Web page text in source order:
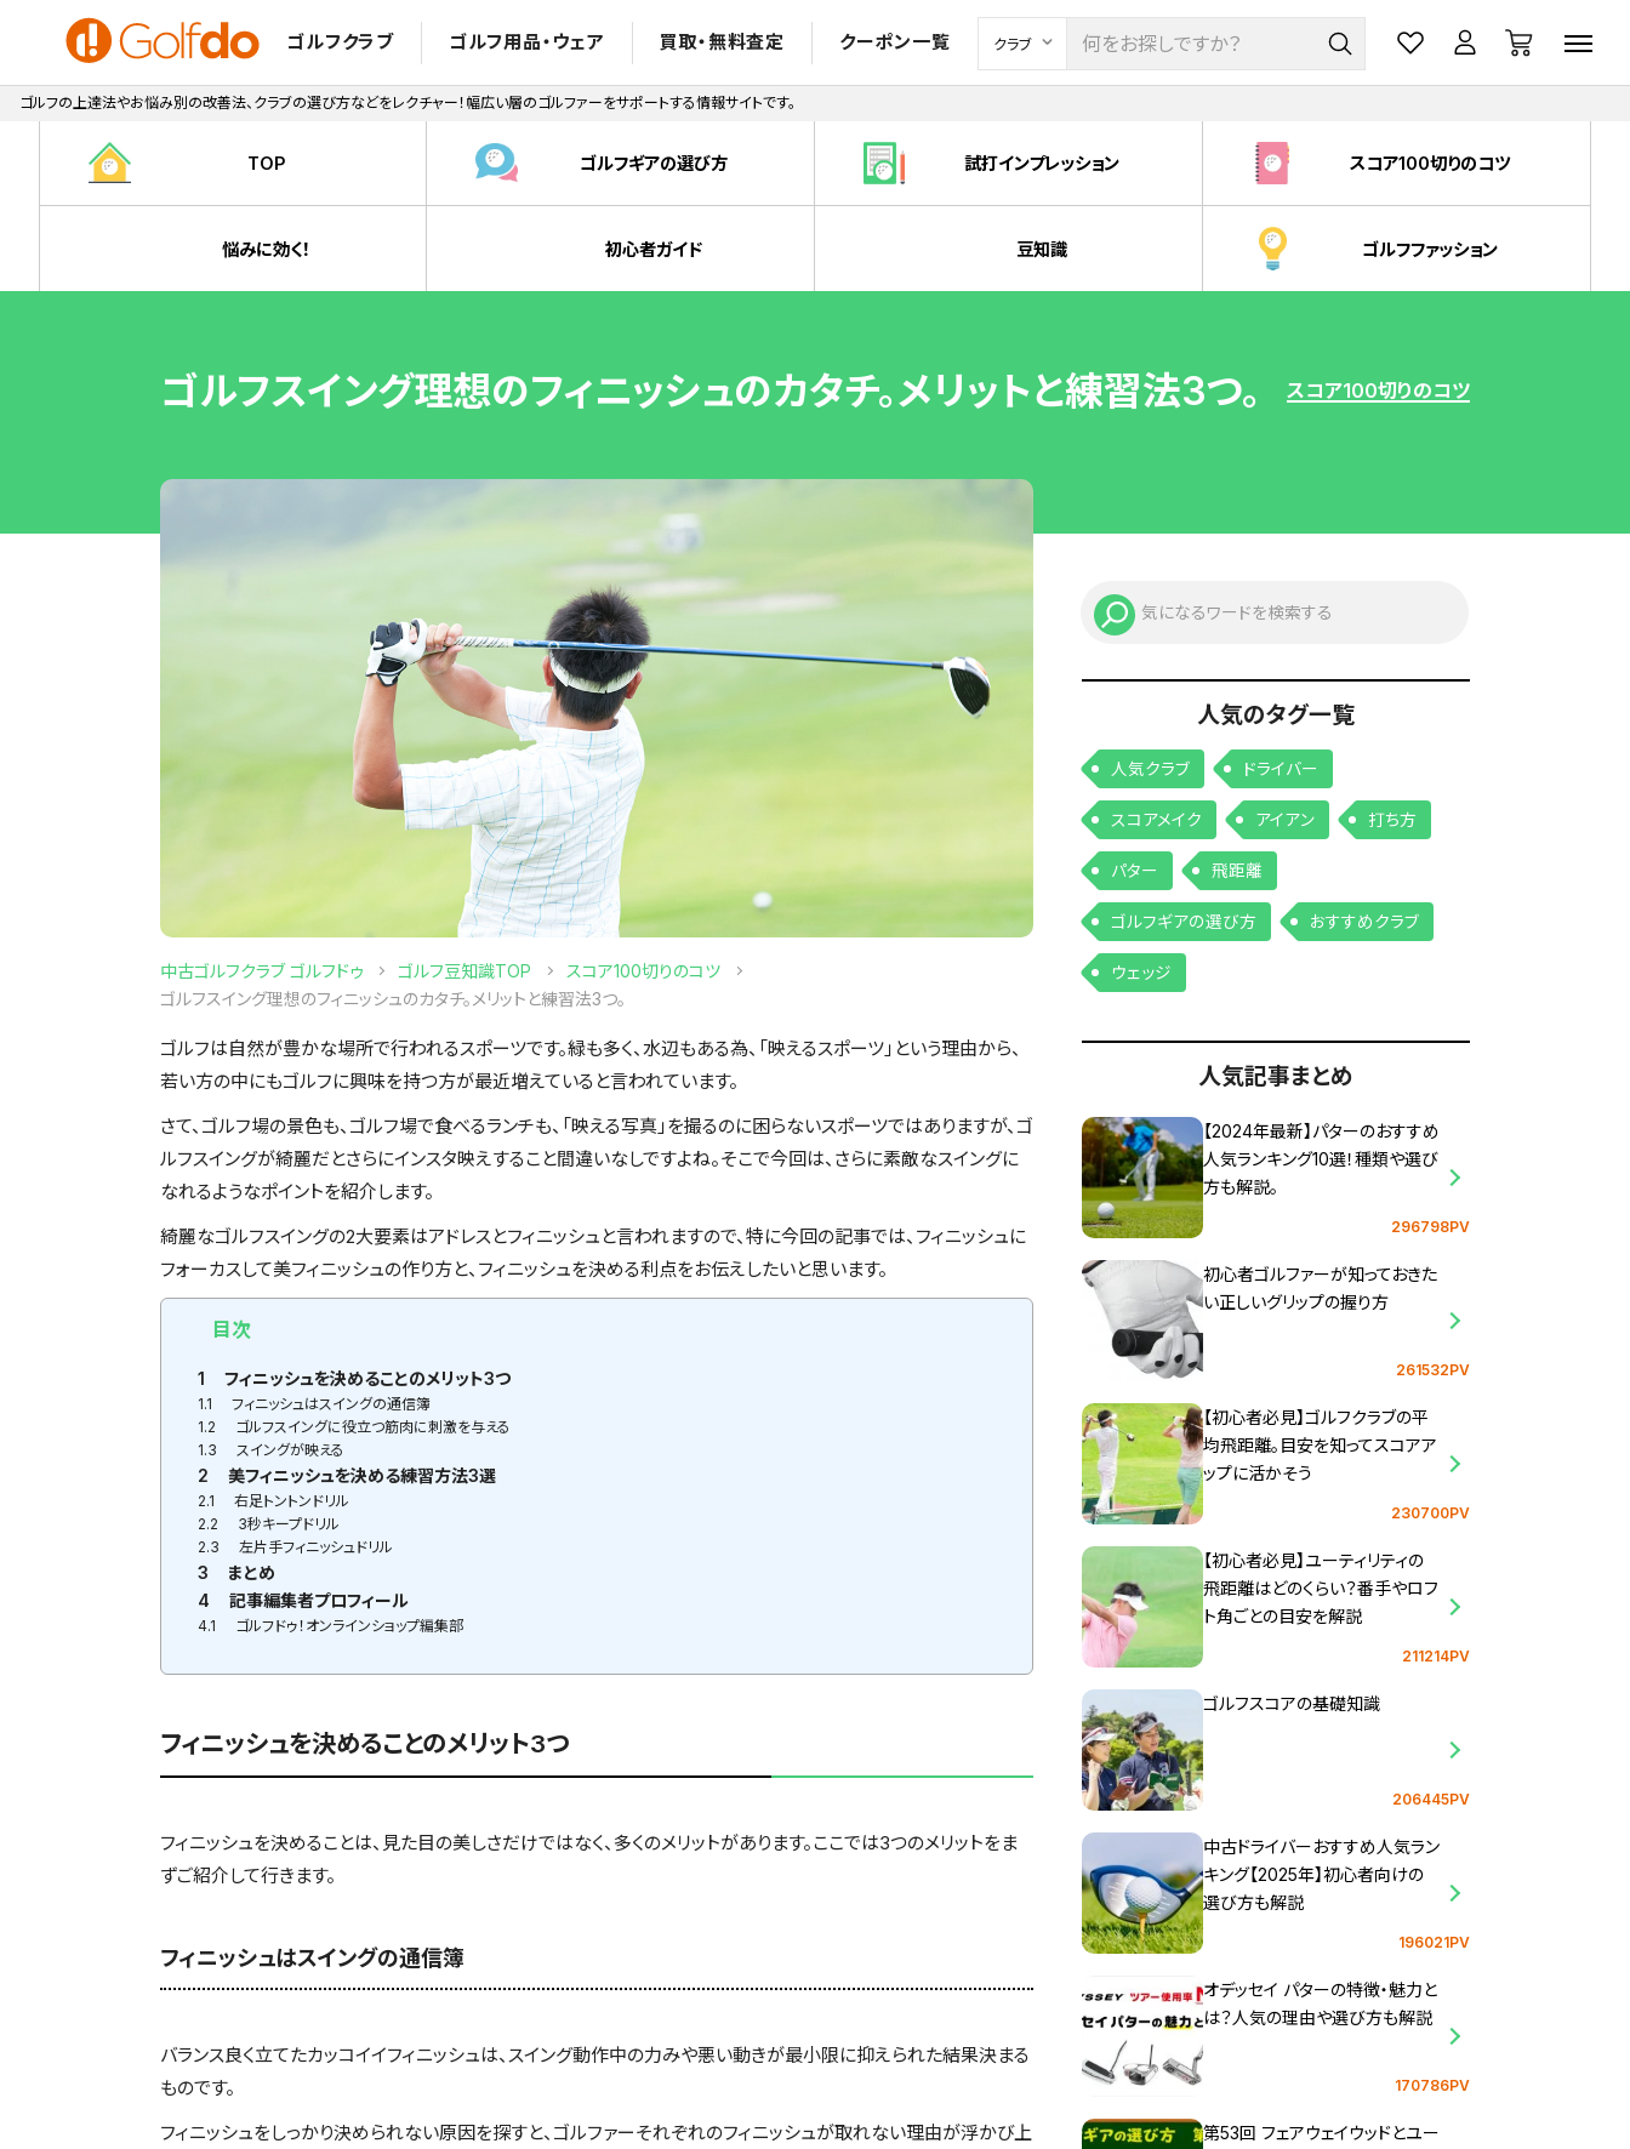
ゴルフクラブ ゴルフ用品・ウェア 買取・無料査定 クーポン一覧
ゴルフの上達法やお悩み別の改善法、クラブの選び方などをレクチャー！幅広い層のゴルファーをサポートする情報サイトです。
TOP ゴルフギアの選び方 試打インプレッション スコア100切りのコツ
悩みに効く！ 初心者ガイド 豆知識 ゴルフファッション
ゴルフスイング理想のフィニッシュのカタチ。メリットと練習法3つ。 スコア100切りのコツ
中古ゴルフクラブ ゴルフドゥ ゴルフ豆知識TOP
スコア100切りのコツ
ゴルフスイング理想のフィニッシュのカタチ。メリットと練習法3つ。
ゴルフは自然が豊かな場所で行われるスポーツです。緑も多く、水辺もある為、「映えるスポーツ」という理由から、
若い方の中にもゴルフに興味を持つ方が最近増えていると言われています。
さて、ゴルフ場の景色も、ゴルフ場で食べるランチも、「映える写真」を撮るのに困らないスポーツではありますが、ゴ
ルフスイングが綺麗だとさらにインスタ映えすること間違いなしですよね。そこで今回は、さらに素敵なスイングに
なれるようなポイントを紹介します。
綺麗なゴルフスイングの2大要素はアドレスとフィニッシュと言われますので、特に今回の記事では、フィニッシュに
フォーカスして美フィニッシュの作り方と、フィニッシュを決める利点をお伝えしたいと思います。
目次
1 フィニッシュを決めることのメリット3つ
1.1
フィニッシュはスイングの通信簿
1.2
ゴルフスイングに役立つ筋肉に刺激を与える
1.3
スイングが映える
2 美フィニッシュを決める練習方法3選
2.1
右足トントンドリル
2.2
3秒キープドリル
2.3
左片手フィニッシュドリル
3
まとめ
4
記事編集者プロフィール
4.1 ゴルフドゥ！オンラインショップ編集部
フィニッシュを決めることのメリット3つ
フィニッシュを決めることは、見た目の美しさだけではなく、多くのメリットがあります。ここでは3つのメリットをま
ずご紹介して行きます。
フィニッシュはスイングの通信簿
バランス良く立てたカッコイイフィニッシュは、スイング動作中の力みや悪い動きが最小限に抑えられた結果決まる
ものです。
フィニッシュをしっかり決められない原因を探すと、ゴルファーそれぞれのフィニッシュが取れない理由が浮かび上
人気のタグ一覧
人気クラブ ドライバー
スコアメイク アイアン 打ち方
パター 飛距離
ゴルフギアの選び方 おすすめクラブ
ウェッジ
人気記事まとめ
【2024年最新】パターのおすすめ
人気ランキング10選！種類や選び
方も解説。
296798PV
初心者ゴルファーが知っておきた
い正しいグリップの握り方
261532PV
【初心者必見】ゴルフクラブの平
均飛距離。目安を知ってスコアア
ップに活かそう
230700PV
【初心者必見】ユーティリティの
飛距離はどのくらい？番手やロフ
ト角ごとの目安を解説
211214PV
ゴルフスコアの基礎知識
206445PV
中古ドライバーおすすめ人気ラン
キング【2025年】初心者向けの
選び方も解説
196021PV
オデッセイ パターの特徴・魅力と
は？人気の理由や選び方も解説
170786PV
第53回 フェアウェイウッドとユー